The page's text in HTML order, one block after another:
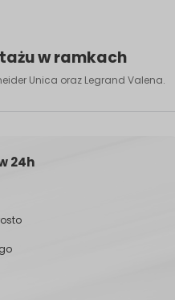
w ramkach
Unica oraz Legrand Valena.
24h